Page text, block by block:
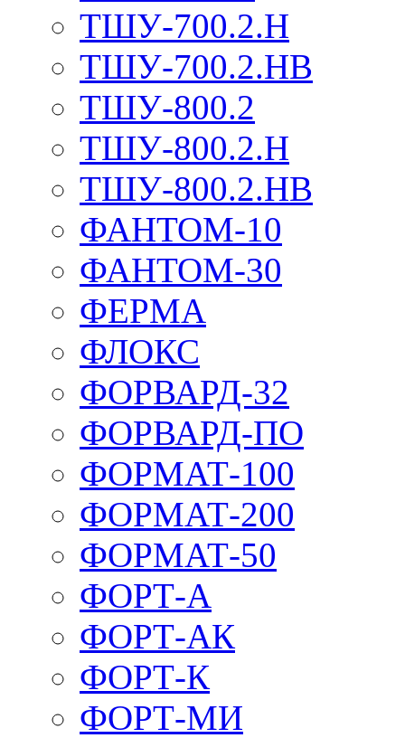
ТШУ-700.2.Н
ТШУ-700.2.НВ
ТШУ-800.2
ТШУ-800.2.Н
ТШУ-800.2.НВ
ФАНТОМ-10
ФАНТОМ-30
ФЕРМА
ФЛОКС
ФОРВАРД-32
ФОРВАРД-ПО
ФОРМАТ-100
ФОРМАТ-200
ФОРМАТ-50
ФОРТ-А
ФОРТ-АК
ФОРТ-К
ФОРТ-МИ